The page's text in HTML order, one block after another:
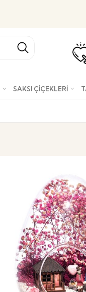
SAKSI ÇIÇEKLERI